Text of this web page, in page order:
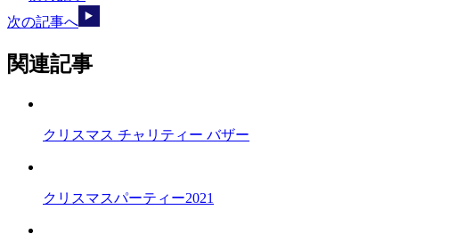
次の記事へ
関連記事
クリスマス チャリティー バザー
クリスマスパーティー2021